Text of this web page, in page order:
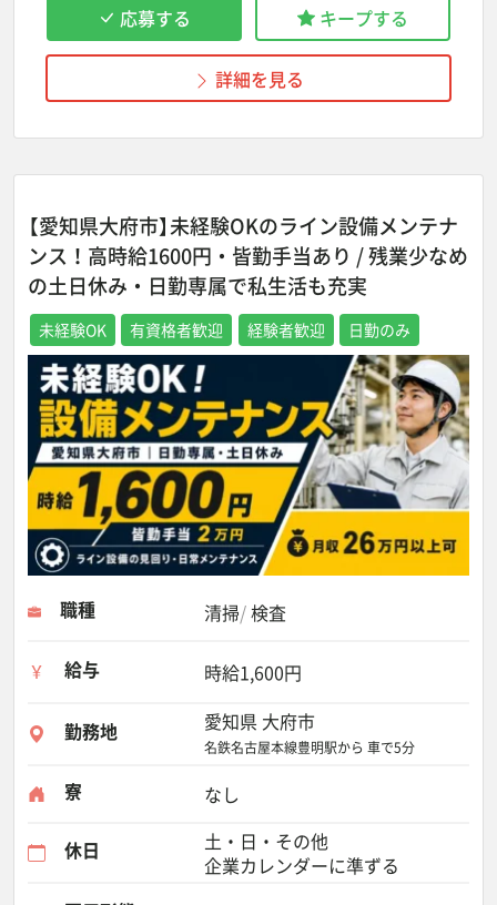
応募する キープする
詳細を見る
【愛知県大府市】未経験OKのライン設備メンテナ
ンス！高時給1600円・皆勤手当あり / 残業少なめ
の土日休み・日勤専属で私生活も充実
未経験OK 有資格者歓迎 経験者歓迎 日勤のみ
職種 清掃 検査
給与 時給1,600円
勤務地 愛知県 大府市
名鉄名古屋本線豊明駅から 車で5分
寮 なし
休日
土・日・その他
企業カレンダーに準ずる